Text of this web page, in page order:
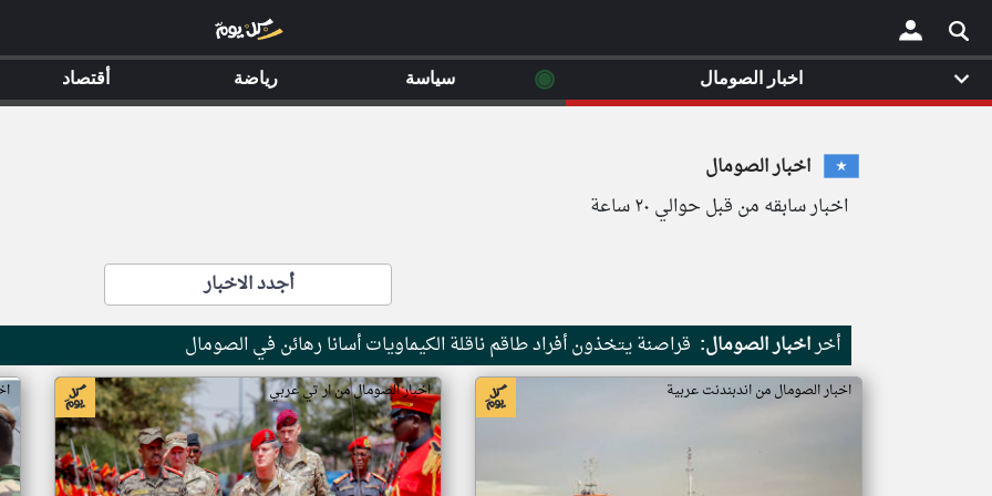
×
اخبار الصومال
اخبار سابقه من قبل حوالي ٢٠ ساعة
أجدد الاخبار
أخراخبار الصومال: قراصنة يتخذون أفراد طاقم ناقلة الكيماويات أسانا رهائن في الصومال
اخبار الصومال من اندبندنت عربية اخبار الصومال من ار تي عربي
اخبار الصومال ◉ سياسة رياضة أقتصاد